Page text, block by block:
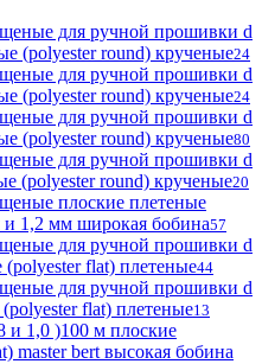
для ручной прошивки d
(polyester round) крученые24
для ручной прошивки d
(polyester round) крученые24
для ручной прошивки d
(polyester round) крученые80
для ручной прошивки d
(polyester round) крученые20
плоские плетеные
1,2 мм широкая бобина57
для ручной прошивки d
flat) плетеные44
для ручной прошивки d
flat) плетеные13
1,0 )100 м плоские
master bert высокая бобина